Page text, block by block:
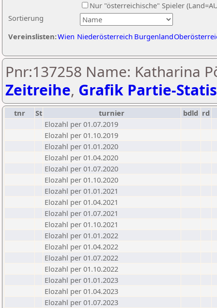
Sortierung
Nur "österreichische" Spieler
Vereinslisten:Wien Niederösterreich Burgenland
Pnr:137258 Name: Katharina
Zeitreihe, Grafik Partie-
tnr St turnier bdld rd
Elozahl per 01.07.2019
Elozahl per 01.10.2019
Elozahl per 01.01.2020
Elozahl per 01.04.2020
Elozahl per 01.07.2020
Elozahl per 01.10.2020
Elozahl per 01.01.2021
Elozahl per 01.04.2021
Elozahl per 01.07.2021
Elozahl per 01.10.2021
Elozahl per 01.01.2022
Elozahl per 01.04.2022
Elozahl per 01.07.2022
Elozahl per 01.10.2022
Elozahl per 01.01.2023
Elozahl per 01.04.2023
Elozahl per 01.07.2023